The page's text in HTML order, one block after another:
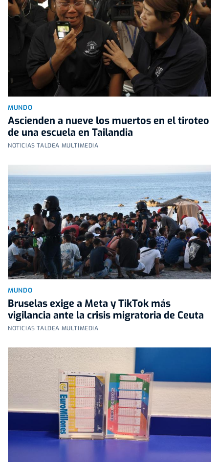
MUNDO
Ascienden a nueve los muertos en el tiroteo
de una escuela en Tailandia
NOTICIAS TALDEA MULTIMEDIA
MUNDO
Bruselas exige a Meta y TikTok más
vigilancia ante la crisis migratoria de Ceuta
NOTICIAS TALDEA MULTIMEDIA